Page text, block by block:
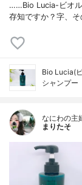
……⁡Bio Lucia⁡⁡-ビオ
存知ですか？⁡⁡⁡⁡字、
Bio Lucia(
シャンプー
なにわの主
まりたそ